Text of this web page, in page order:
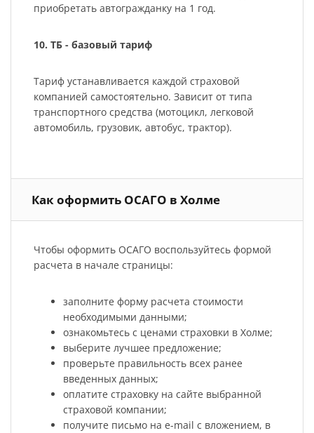
приобретать автогражданку на 1 год.
10. ТБ - базовый тариф
Тариф устанавливается каждой страховой
компанией самостоятельно. Зависит от типа
транспортного средства (мотоцикл, легковой
автомобиль, грузовик, автобус, трактор).
Как оформить ОСАГО в Холме
Чтобы оформить ОСАГО воспользуйтесь формой
расчета в начале страницы:
заполните форму расчета стоимости
необходимыми данными;
ознакомьтесь с ценами страховки в Холме;
выберите лучшее предложение;
проверьте правильность всех ранее
введенных данных;
оплатите страховку на сайте выбранной
страховой компании;
получите письмо на e-mail с вложением, в